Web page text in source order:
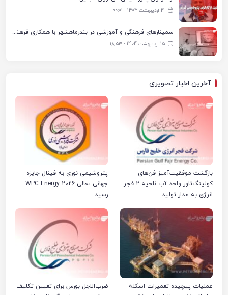
21 اردیبهشت 1404 - ۰۰:۰۱
سمینارهای فرهنگی و آموزشی در بندرماهشهر با همکاری فرهنگ‌سرای پتروشیمی مارون
15 اردیبهشت 1404 - ۱۸:۵۳
آخرین اخبار تصویری
بازگشت موفقیت‌آمیز فن‌های
کولینگ‌تاور واحد آب ناحیه ۲ فجر
انرژی به مدار تولید
پتروشیمی نوری به فینال جایزه
جهانی تعالی WPC Energy 2026
رسید
عملیات پیچیده تعمیرات اسکله
ضرب‌الاجل بورس برای تعیین تکلیف